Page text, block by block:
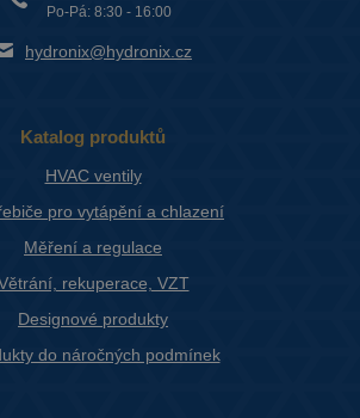
Po-Pá: 8:30 - 16:00
hydronix@hydronix.cz
Katalog produktů
HVAC ventily
pro vytápění a chlazení
Měření a regulace
rekuperace, VZT
Designové produkty
do náročných podmínek